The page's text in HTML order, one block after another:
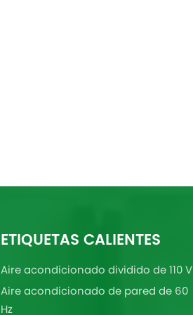
ETIQUETAS CALIENTES
Aire acondicionado dividido de 110 V
Aire acondicionado de pared de 60
Hz